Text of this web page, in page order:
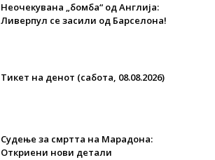
Неочекувана „бомба“ од Англија:
Ливерпул се засили од Барселона!
Тикет на денот (сабота, 08.08.2026)
Судење за смртта на Марадона:
Откриени нови детали